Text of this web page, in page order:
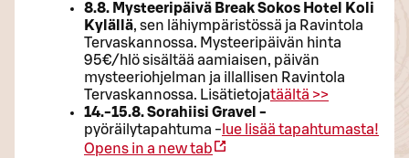
8.8. Mysteeripäivä Break Sokos Hotel Koli
Kylällä, sen lähiympäristössä ja Ravintola
Tervaskannossa. Mysteeripäivän hinta
95€/hlö sisältää aamiaisen, päivän
mysteeriohjelman ja illallisen Ravintola
Tervaskannossa. Lisätietojatäältä >>
14.-15.8. Sorahiisi Gravel -
pyöräilytapahtuma - lue lisää tapahtumasta!
Opens in a new tab